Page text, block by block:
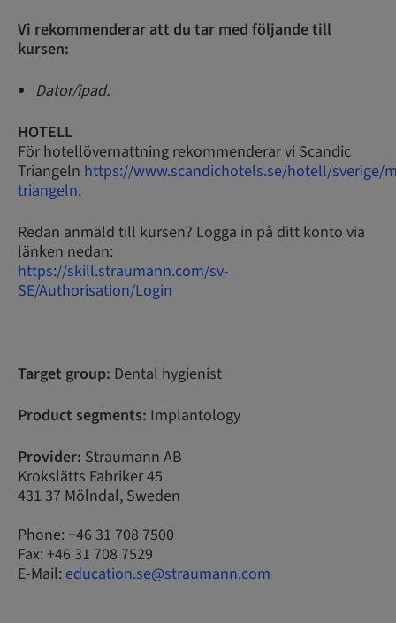
Vi rekommenderar att du tar med följande till
kursen:
Dator/ipad.
HOTELL
För hotellövernattning rekommenderar vi Scandic
Triangeln https://www.scandichotels.se/hotell/sverige/
triangeln.
Redan anmäld till kursen? Logga in på ditt konto via
länken nedan:
https://skill.straumann.com/sv-
SE/Authorisation/Login
Target group: Dental hygienist
Product segments: Implantology
Provider: Straumann AB
Krokslätts Fabriker 45
431 37 Mölndal, Sweden
Phone: +46 31 708 7500
Fax: +46 31 708 7529
E-Mail: education.se@straumann.com